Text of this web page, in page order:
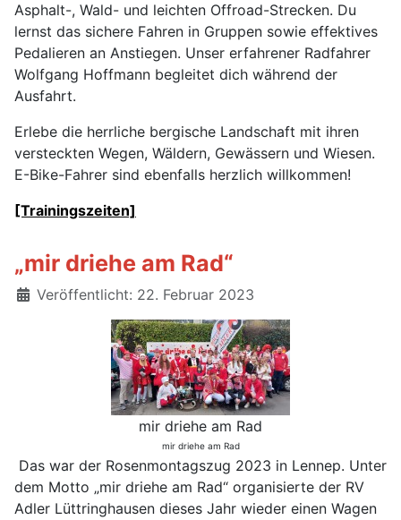
Asphalt-, Wald- und leichten Offroad-Strecken. Du
lernst das sichere Fahren in Gruppen sowie effektives
Pedalieren an Anstiegen. Unser erfahrener Radfahrer
Wolfgang Hoffmann begleitet dich während der
Ausfahrt.
Erlebe die herrliche bergische Landschaft mit ihren
versteckten Wegen, Wäldern, Gewässern und Wiesen.
E-Bike-Fahrer sind ebenfalls herzlich willkommen!
[Trainingszeiten]
„mir driehe am Rad“
Details
Veröffentlicht: 22. Februar 2023
mir driehe am Rad
mir driehe am Rad
Das war der Rosenmontagszug 2023 in Lennep. Unter
dem Motto „mir driehe am Rad“ organisierte der RV
Adler Lüttringhausen dieses Jahr wieder einen Wagen